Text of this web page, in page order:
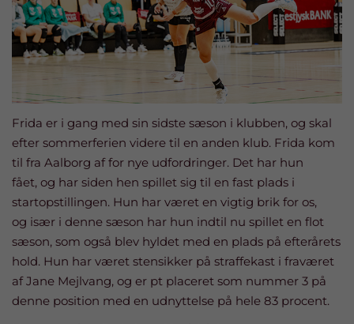
Frida er i gang med sin sidste sæson i klubben, og skal
efter sommerferien videre til en anden klub. Frida kom
til fra Aalborg af for nye udfordringer. Det har hun
fået, og har siden hen spillet sig til en fast plads i
startopstillingen. Hun har været en vigtig brik for os,
og især i denne sæson har hun indtil nu spillet en flot
sæson, som også blev hyldet med en plads på efterårets
hold. Hun har været stensikker på straffekast i fraværet
af Jane Mejlvang, og er pt placeret som nummer 3 på
denne position med en udnyttelse på hele 83 procent.